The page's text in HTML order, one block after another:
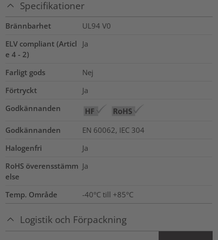
Specifikationer
Brännbarhet
UL94 V0
ELV compliant (Articl
e 4 - 2)
Ja
Farligt gods
Nej
Förtryckt
Ja
Godkännanden
Godkännanden
EN 60062, IEC 304
Halogenfri
Ja
RoHS överensstämm
else
Ja
Temp. Område -40°C till +85°C
Logistik och Förpackning